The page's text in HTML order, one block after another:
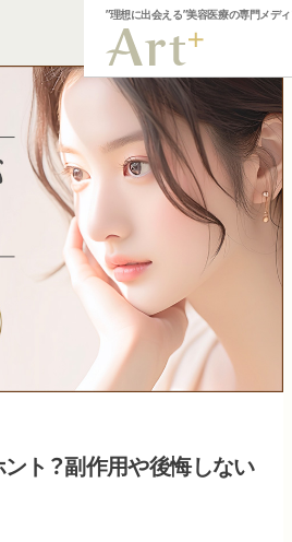
”理想に出会える”美容医療の専門メデ
ト？副作用や後悔しない